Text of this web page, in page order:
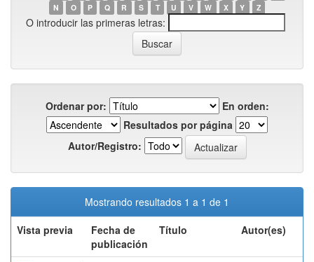
N
O P Q R S T U V W X Y Z
O introducir las primeras letras:
Ordenar por:
En orden:
Resultados por página
Autor/Registro:
Mostrando resultados 1 a 1 de 1
Vista previa
Fecha de
publicación
Título Autor(es)